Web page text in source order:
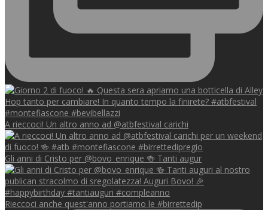
A rieccoci! Un altro anno ad @atbfestival carichi
Gli anni di Cristo per @bovo_enrique 🍻 Tanti augur
Rieccoci anche quest'anno portiamo le #birrettedip